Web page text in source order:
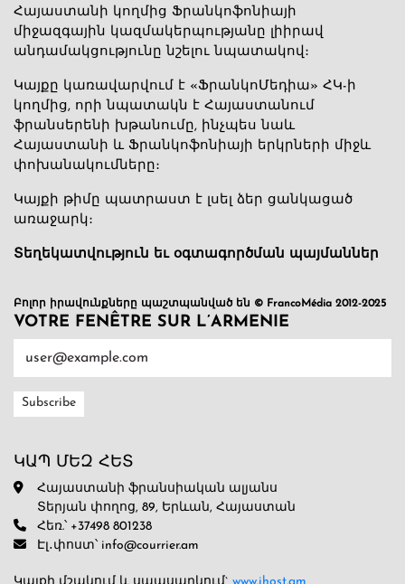
Հայաստանի կողմից Ֆրանկոֆոնիայի
միջազգային կազմակերպությանը լիիրավ
անդամակցությունը նշելու նպատակով։
Կայքը կառավարվում է «ՖրանկոՄեդիա» ՀԿ-ի
կողմից, որի նպատակն է Հայաստանում
ֆրանսերենի խթանումը, ինչպես նաև
Հայաստանի և Ֆրանկոֆոնիայի երկրների միջև
փոխանակումները։
Կայքի թիմը պատրաստ է լսել ձեր ցանկացած
առաջարկ։
Տեղեկատվություն եւ օգտագործման պայմաններ
Բոլոր իրավունքները պաշտպանված են © FrancoMédia 2012-2025
VOTRE FENÊTRE SUR L’ARMENIE
ԿԱՊ ՄԵԶ ՀԵՏ
Հայաստանի ֆրանսիական ալյանս
Տերյան փողոց, 89, Երևան, Հայաստան
Հեռ.՝ +37498 801238
Էլ․փոստ՝ info@courrier.am